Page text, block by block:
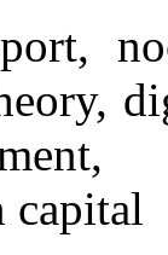
capital